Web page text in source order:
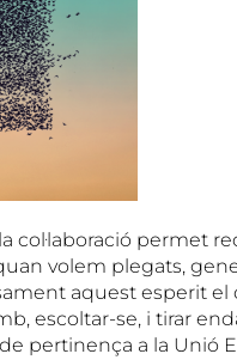
permet
volem plegats,
aquest esperit el
escoltar-se, i tirar
pertinença a la Unió